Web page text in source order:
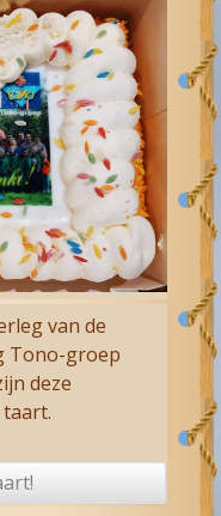
van de
Tono-groep
deze